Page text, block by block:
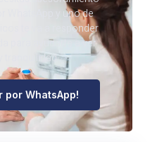
WhatsApp y uno de
te va a responder
para ayudarte a ver
tranquilidad.
por WhatsApp!